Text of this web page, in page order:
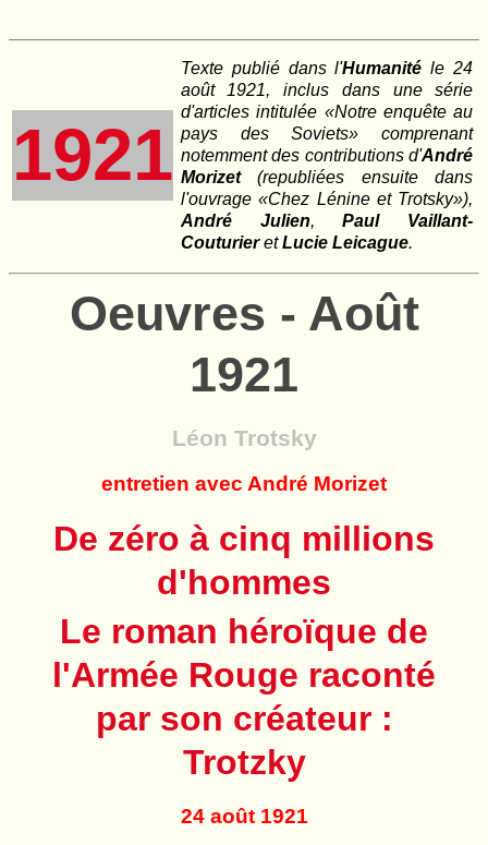
1921
Texte publié dans l'Humanité le 24
août 1921, inclus dans une série
d'articles intitulée «Notre enquête au
pays des Soviets» comprenant
notemment des contributions d'André
Morizet(republiées ensuite dans
l'ouvrage «Chez Lénine et Trotsky»),
André Julien,Paul Vaillant-
CouturieretLucie Leicague.
Oeuvres - Août
1921
Léon Trotsky
entretien avec André Morizet
De zéro à cinq millions
d'hommes
Le roman héroïque de
l'Armée Rouge raconté
par son créateur :
Trotzky
24 août 1921